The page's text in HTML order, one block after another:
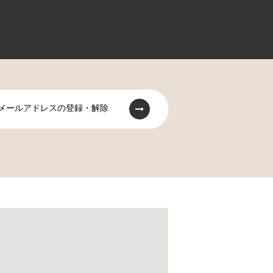
ールアドレスの登録・解除